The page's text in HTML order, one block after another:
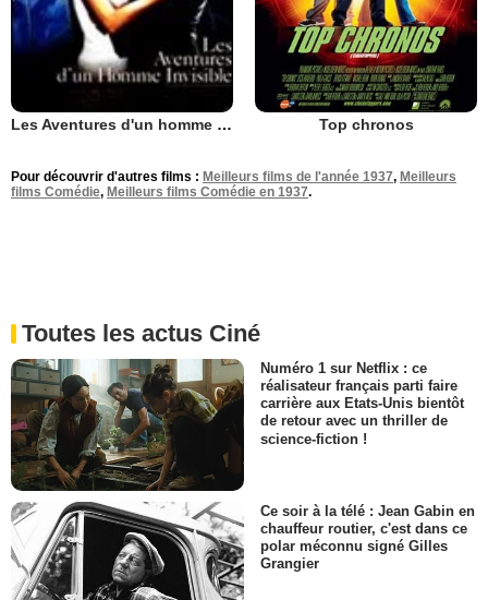
Les Aventures d'un homme invisible Top chronos
Pour découvrir d'autres films : Meilleurs films de l'année 1937, Meilleurs
films Comédie, Meilleurs films Comédie en 1937.
Toutes les actus Ciné
Numéro 1 sur Netflix : ce
réalisateur français parti faire
carrière aux Etats-Unis bientôt
de retour avec un thriller de
science-fiction !
Ce soir à la télé : Jean Gabin en
chauffeur routier, c'est dans ce
polar méconnu signé Gilles
Grangier